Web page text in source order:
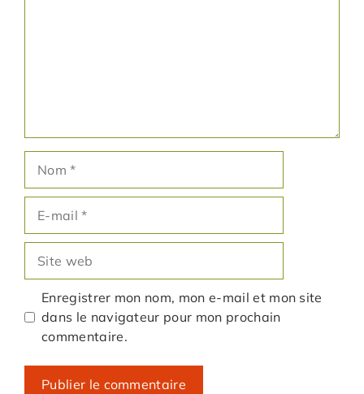
mail
web
Enregistrer mon nom, mon e-mail et mon site
dans le navigateur pour mon prochain
commentaire.